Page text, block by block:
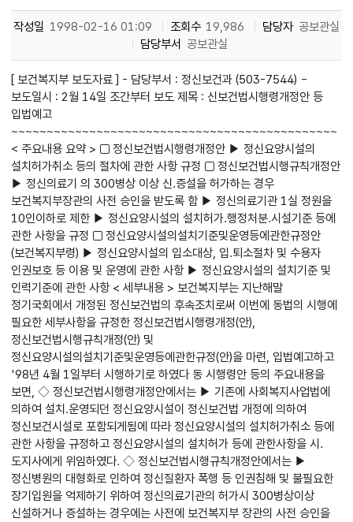
작성일 1998-02-16 01:09 조회수 19,986 담당자 공보관실
담당부서 공보관실
[ 보건복지부 보도자료 ] - 담당부서 : 정신보건과 (503-7544) -
보도일시 : 2월 14일 조간부터 보도 제목 : 신보건법시행령개정안 등
입법예고
~~~~~~~~~~~~~~~~~~~~~~~~~~~~~~~~~~~~~~~~~~~~~~
< 주요내용 요약 > □ 정신보건법시행령개정안 ▶ 정신요양시설의
설치허가취소 등의 절차에 관한 사항 규정 □ 정신보건법시행규칙개정안
▶ 정신의료기 의 300병상 이상 신.증설을 허가하는 경우
보건복지부장관의 사전 승인을 받도록 함 ▶ 정신의료기관 1실 정원을
10인이하로 제한 ▶ 정신요양시설의 설치허가.행정처분.시설기준 등에
관한 사항을 규정 □ 정신요양시설의설치기준및운영등에관한규정안
(보건복지부령) ▶ 정신요양시설의 입소대상, 입.퇴소절차 및 수용자
인권보호 등 이용 및 운영에 관한 사항 ▶ 정신요양시설의 설치기준 및
인력기준에 관한 사항 < 세부내용 > 보건복지부는 지난해말
정기국회에서 개정된 정신보건법의 후속조치로써 이번에 동법의 시행에
필요한 세부사항을 규정한 정신보건법시행령개정(안),
정신보건법시행규칙개정(안) 및
정신요양시설의설치기준및운영등에관한규정(안)을 마련, 입법예고하고
'98년 4월 1일부터 시행하기로 하였다 동 시행령안 등의 주요내용을
보면, ◇ 정신보건법시행령개정안에서는 ▶ 기존에 사회복지사업법에
의하여 설치.운영되던 정신요양시설이 정신보건법 개정에 의하여
정신보건시설로 포함되게됨에 따라 정신요양시설의 설치허가취소 등에
관한 사항을 규정하고 정신요양시설의 설치허가 등에 관한사항을 시.
도지사에게 위임하였다. ◇ 정신보건법시행규칙개정안에서는 ▶
정신병원의 대형화로 인하여 정신질환자 폭행 등 인권침해 및 불필요한
장기입원을 억제하기 위하여 정신의료기관의 허가시 300병상이상
신설하거나 증설하는 경우에는 사전에 보건복지부 장관의 사전 승인을